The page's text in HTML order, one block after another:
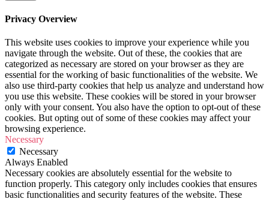
Privacy Overview
This website uses cookies to improve your experience while you
navigate through the website. Out of these, the cookies that are
categorized as necessary are stored on your browser as they are
essential for the working of basic functionalities of the website. We
also use third-party cookies that help us analyze and understand how
you use this website. These cookies will be stored in your browser
only with your consent. You also have the option to opt-out of these
cookies. But opting out of some of these cookies may affect your
browsing experience.
Necessary
Necessary
Always Enabled
Necessary cookies are absolutely essential for the website to
function properly. This category only includes cookies that ensures
basic functionalities and security features of the website. These